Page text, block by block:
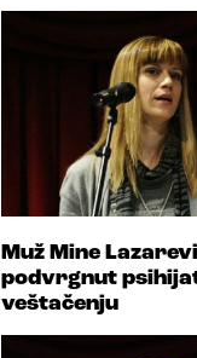
Muž Mine
podvrgnut
veštačenju